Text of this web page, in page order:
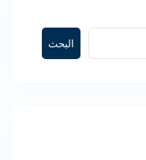
البحث